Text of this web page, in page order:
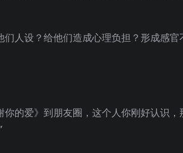
人设？给他们造成心理负担？形成感官
的爱》到朋友圈，这个人你刚好认识，